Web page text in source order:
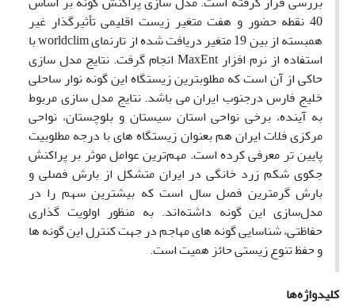
40 نقطه حضور و هفت متغیر زیست اقلیمی تأثیرگذار غیر
همبسته از بین 19 متغیر دریافت شده از تارنمای worldclim با
استفاده از نرم افزار MaxEnt انجام گرفت. نتایج مدل سازی
حاکی از آن است که مطلوبترین زیستگاه این گونه نوار ساحلی
خلیج فارس درجنوب ایران می باشد. نتایج مدل سازی مربوط
به آینده، برخی نواحی استان سیستان و بلوچستان، نواحی
مرکزی فلات ایران هم بعنوان زیستگاه های با درجه مطلوبیت
پایین تر معرفی کرده است. مهم‌ترین عوامل موثر بر پراکنش
جکوی شکم زرد خانگی در ایران متشکل از بارش فصلی و
بارش گرمترین فصل سال است که بیشترین سهم را در
مدل‌سازی این گونه داشته‌اند. به منظور اولویت گذاری
حفاظتی، شناسایی گونه های مهاجم در جهت کنترل این گونه ها
و حفظ تنوع زیستی حائز همیت است.
کلیدواژه‌ها